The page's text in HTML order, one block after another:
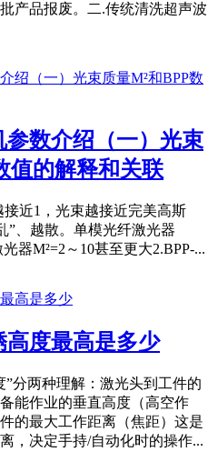
产品报废。二.传统清洗超声波
参数介绍（一）光束
值的解释和关联
接近1，光束越接近完美高斯
”、越散。单模光纤激光器
器M²=2～10甚至更大2.BPP-...
度最高是多少
”分两种理解：激光头到工件的
能作业的垂直高度（高空作
的最大工作距离（焦距）这是
，决定手持/自动化时的操作...